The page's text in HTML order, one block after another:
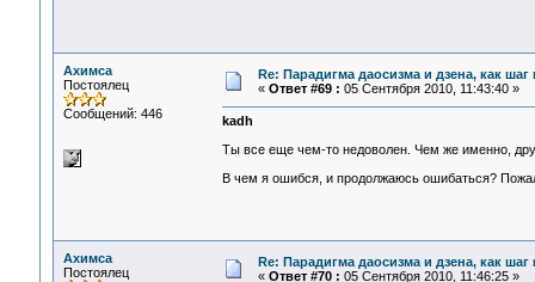
Ахимса
Постоялец
Сообщений: 446
Re: Парадигма даосизма и дзена, как
« Ответ #69 : 05 Сентября 2010, 11:43:40 »
kadh
Ты все еще чем-то недоволен. Чем же именно,
В чем я ошибся, и продолжаюсь ошибаться?
Ахимса
Постоялец
Re: Парадигма даосизма и дзена, как
« Ответ #70 : 05 Сентября 2010, 11:46:25 »